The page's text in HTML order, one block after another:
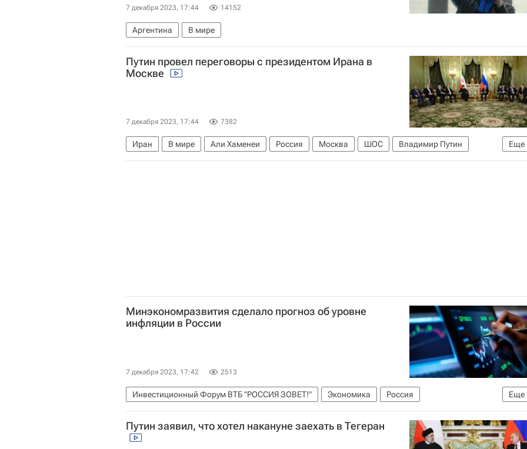
7 декабря 2023, 17:44 14152
Аргентина В мире
Путин провел переговоры с президентом Ирана в
Москве
7 декабря 2023, 17:44 7382
Еще
Иран В мире Али Хаменеи Россия Москва ШОС
Владимир Путин
Евразийский экономический союз
Минэкономразвития сделало прогноз об уровне
инфляции в России
7 декабря 2023, 17:42 2513
Еще
Инвестиционный Форум ВТБ "РОССИЯ ЗОВЕТ!" Экономика
Россия
Максим Решетников
Министерство экономического развития РФ (Минэкономразвития России)
Путин заявил, что хотел накануне заехать в Тегеран